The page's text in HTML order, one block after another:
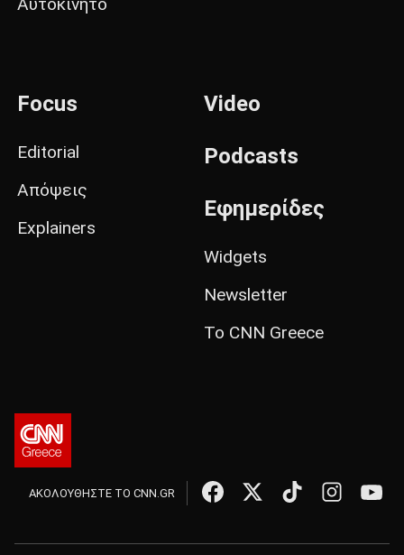
Αυτοκίνητο
Focus
Editorial
Απόψεις
Explainers
Video
Podcasts
Εφημερίδες
Widgets
Newsletter
Το CNN Greece
ΑΚΟΛΟΥΘΗΣΤΕ ΤΟ CNN.GR